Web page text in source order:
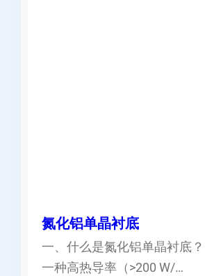
氮化铝单晶衬底
一、什么是氮化铝单晶衬底
一种高热导率（>200 W/…